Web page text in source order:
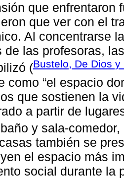
que enfrentaron
que ver con el
Al concentrarse
de las profesoras,
(Bustelo, De Dios
como “el espacio
que sostienen la
a partir de
y sala-comedor,
también se
el espacio más
social durante la